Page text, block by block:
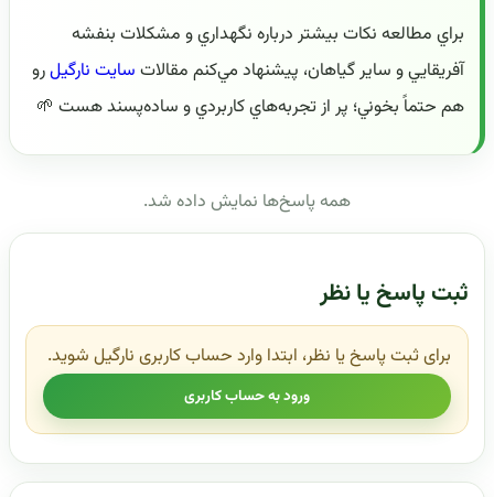
براي مطالعه نکات بيشتر درباره نگهداري و مشکلات بنفشه
آفريقايي و ساير گياهان، پيشنهاد مي‌کنم مقالات سايت نارگيلرو
هم حتماً بخوني؛ پر از تجربه‌هاي کاربردي و ساده‌پسند هست 🌱
همه پاسخ‌ها نمایش داده شد.
ثبت پاسخ یا نظر
برای ثبت پاسخ یا نظر، ابتدا وارد حساب کاربری نارگیل شوید.
ورود به حساب کاربری